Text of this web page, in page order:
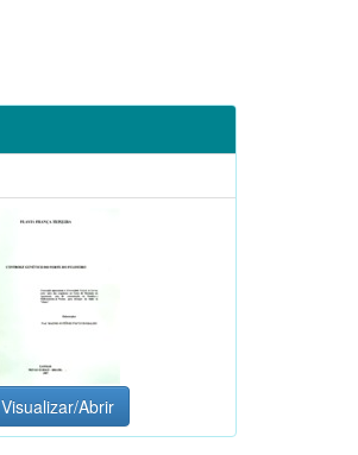
Visualizar/Abrir